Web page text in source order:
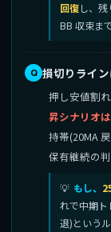
回復し、
BB 収束ま
損切りライ
押し安値割
昇シナリオ
持帯(20MA
保有継続の
もし、
れで中期ト
退)という